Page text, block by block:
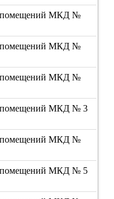
помещений МКД №
помещений МКД №
помещений МКД №
помещений МКД № 3
помещений МКД №
помещений МКД № 5